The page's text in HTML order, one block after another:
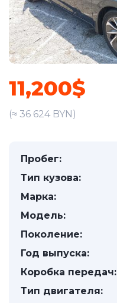
11,200$
(≈ 36 624 BYN)
Пробег:
Тип кузова:
Марка:
Модель:
Поколение:
Год выпуска:
Коробка передач:
Тип двигателя: